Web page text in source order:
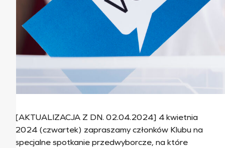
[AKTUALIZACJA Z DN. 02.04.2024] 4 kwietnia
2024 (czwartek) zapraszamy członków Klubu na
specjalne spotkanie przedwyborcze, na które